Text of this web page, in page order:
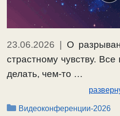
23.06.2026 | О
страстному чувству.
делать, чем-то …
Рубрики
Видеоконференции-2026